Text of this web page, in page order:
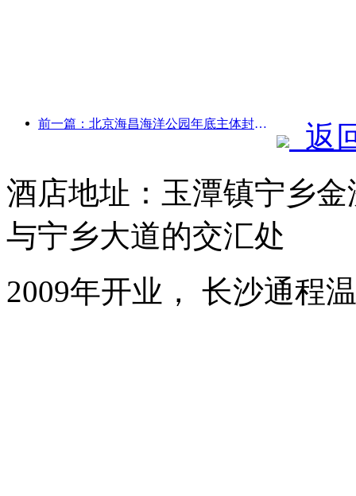
前一篇：北京海昌海洋公园年底主体封顶 预计2027年建成开放
返
酒店地址：玉潭镇宁乡
与宁乡大道的交汇处
2009年开业， 长沙通